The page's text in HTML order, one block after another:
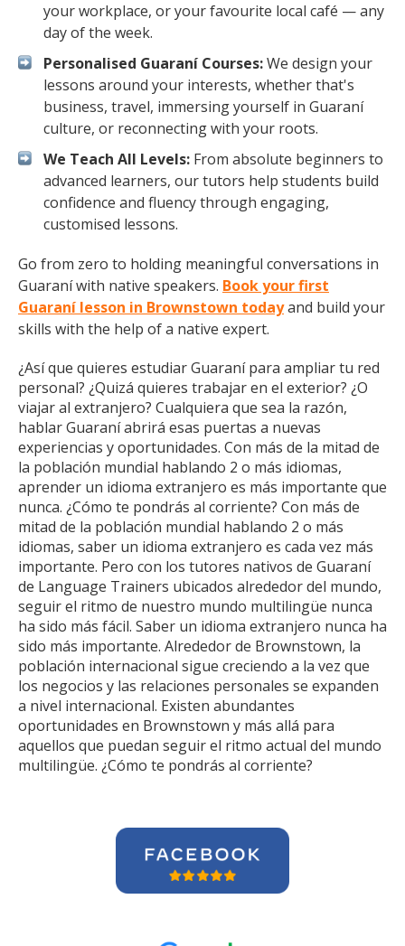
your workplace, or your favourite local café — any
day of the week.
Personalised Guaraní Courses:We design your
lessons around your interests, whether that's
business, travel, immersing yourself in Guaraní
culture, or reconnecting with your roots.
We Teach All Levels: From absolute beginners to
advanced learners, our tutors help students build
confidence and fluency through engaging,
customised lessons.
Go from zero to holding meaningful conversations in
Guaraní with native speakers. Book your first
Guaraní lesson in Brownstown todayand build your
skills with the help of a native expert.
¿Así que quieres estudiar Guaraní para ampliar tu red
personal? ¿Quizá quieres trabajar en el exterior? ¿O
viajar al extranjero? Cualquiera que sea la razón,
hablar Guaraní abrirá esas puertas a nuevas
experiencias y oportunidades. Con más de la mitad de
la población mundial hablando 2 o más idiomas,
aprender un idioma extranjero es más importante que
nunca. ¿Cómo te pondrás al corriente? Con más de
mitad de la población mundial hablando 2 o más
idiomas, saber un idioma extranjero es cada vez más
importante. Pero con los tutores nativos de Guaraní
de Language Trainers ubicados alrededor del mundo,
seguir el ritmo de nuestro mundo multilingüe nunca
ha sido más fácil. Saber un idioma extranjero nunca ha
sido más importante. Alrededor de Brownstown, la
población internacional sigue creciendo a la vez que
los negocios y las relaciones personales se expanden
a nivel internacional. Existen abundantes
oportunidades en Brownstown y más allá para
aquellos que puedan seguir el ritmo actual del mundo
multilingüe. ¿Cómo te pondrás al corriente?